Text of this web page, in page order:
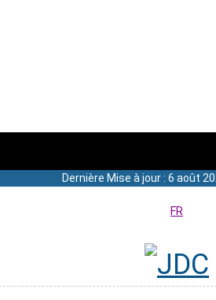
Dernière Mise à jour : 6 août
FR